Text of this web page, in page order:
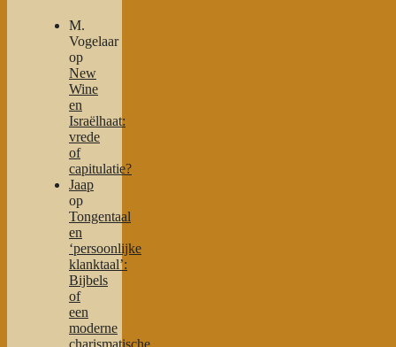
M.
Vogelaar
op
New
Wine
en
Israëlhaat:
vrede
of
capitulatie?
Jaap
op
Tongentaal
en
‘persoonlijke
klanktaal’:
Bijbels
of
een
moderne
charismatische